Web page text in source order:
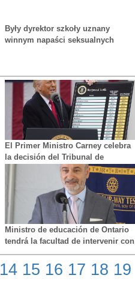
Były dyrektor szkoły uznany
winnym napaści seksualnych
El Primer Ministro Carney celebra
la decisión del Tribunal de
Comercio Internacional de EE. UU.
que elimina los aranceles
Ministro de educación de Ontario
tendrá la facultad de intervenir con
mayor facilidad en las juntas
escolares anre mala gestión
14 15 16 17 18 19